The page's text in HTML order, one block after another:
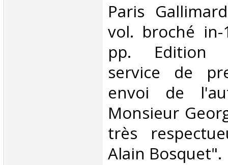
‎Paris
vol. broché in-
pp. Edition
service de
envoi de
Monsieur
très
Alain Bosquet".‎